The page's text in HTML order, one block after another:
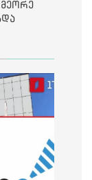
მეორე